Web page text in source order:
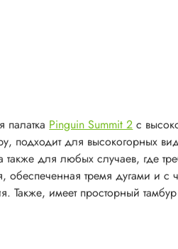
палатка Pinguin Summit 2 с
подходит для высокогорных
для любых случаев, где
обеспеченная тремя дугами и с
Также, имеет просторный